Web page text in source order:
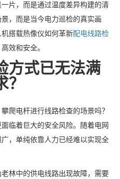
片，而是通过温度差异构建的清
，而是当今电力巡检的真实画
搭载热像仪如何革新配电线路检
效和安全。
方式已无法满
爬电杆进行线路检查的场景吗？
临着巨大的安全风险。随着电网
，单纯依靠人力已经难以实现全
林中的供电线路出现故障，需要